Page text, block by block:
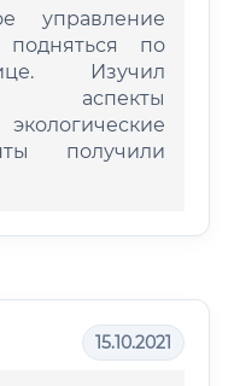
управление
по
Изучил
аспекты
получили
15.10.2021